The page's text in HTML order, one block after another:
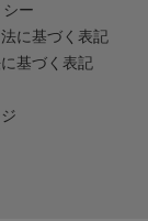
ー
に基づく表記
基づく表記